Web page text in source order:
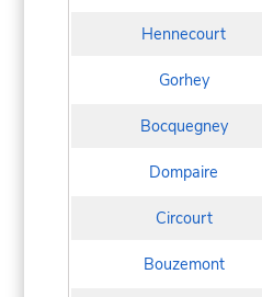
Hennecourt
Gorhey
Bocquegney
Dompaire
Circourt
Bouzemont